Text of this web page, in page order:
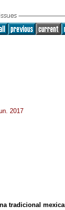
2017
tradicional